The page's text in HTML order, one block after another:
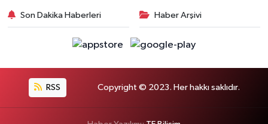
Son Dakika Haberleri Haber Arşivi
RSS Copyright © 2023. Her hakkı saklıdır.